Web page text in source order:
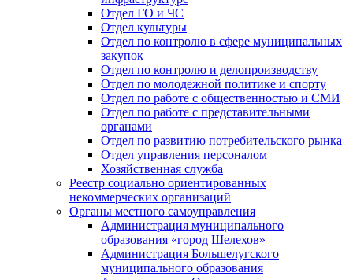
Отдел ГО и ЧС
Отдел культуры
Отдел по контролю в сфере муниципальных
закупок
Отдел по контролю и делопроизводству
Отдел по молодежной политике и спорту
Отдел по работе с общественностью и СМИ
Отдел по работе с представительными
органами
Отдел по развитию потребительского рынка
Отдел управления персоналом
Хозяйственная служба
Реестр социально ориентированных
некоммерческих организаций
Органы местного самоуправления
Администрация муниципального
образования «город Шелехов»
Администрация Большелугского
муниципального образования